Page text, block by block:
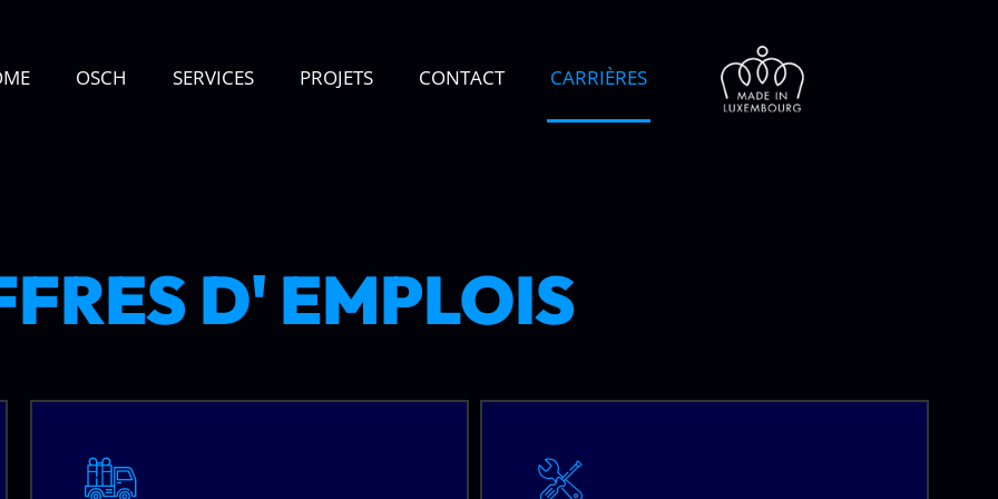
OSCH SERVICES PROJETS CONTACT CARRIÈRES
D' EMPLOIS